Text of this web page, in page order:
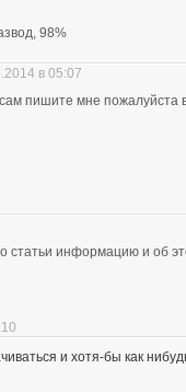
98%
в 05:07
пишите мне
статьи информацию и об
и хотя-бы как